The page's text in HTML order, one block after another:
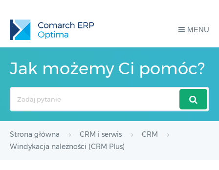
MENU
Jak możemy Ci pomóc?
Strona główna CRM i serwis
CRM
Windykacja należności (CRM Plus)